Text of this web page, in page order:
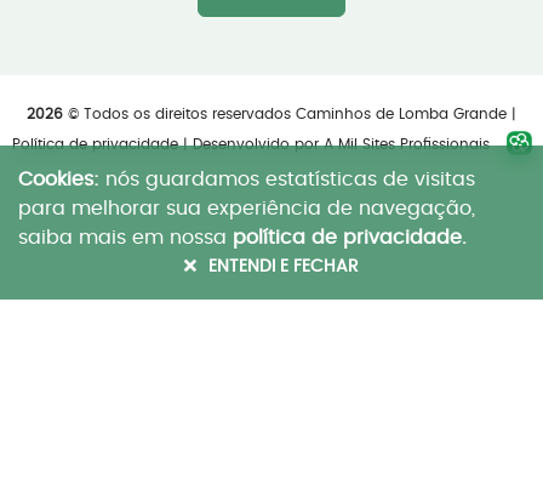
2026 © Todos os direitos reservados Caminhos de Lomba Grande |
Política de privacidade| Desenvolvido porA Mil Sites Profissionais
Cookies: nós guardamos estatísticas de visitas
para melhorar sua experiência de navegação,
saiba mais em nossa política de privacidade.
ENTENDI E FECHAR